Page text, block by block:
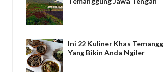
Ini 22 Kuliner Khas
Yang Bikin Anda Ngiler